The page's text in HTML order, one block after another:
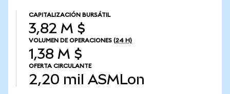
CAPITALIZACIÓN BURSÁTIL
3,82 M $
VOLUMEN DE OPERACIONES (24 H)
1,38 M $
OFERTA CIRCULANTE
2,20 mil ASMLon